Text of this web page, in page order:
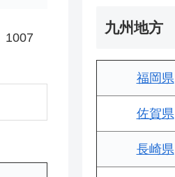
1007
九州地方
福岡県
佐賀県
長崎県